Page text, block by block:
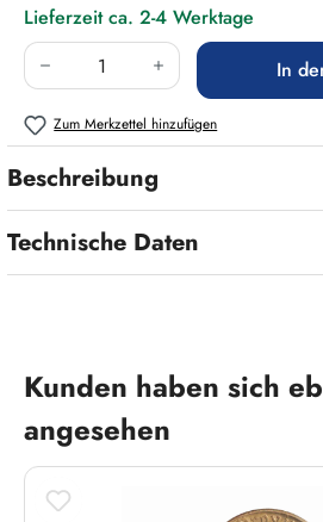
Lieferzeit ca. 2-4 Werktage
Produkt Anzahl: Gib den
In
Zum Merkzettel hinzufügen
Beschreibung
Technische Daten
Produktgalerie überspringen
Kunden haben sich
angesehen